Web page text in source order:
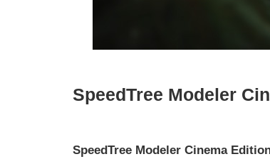
SpeedTree Modeler
SpeedTree Modeler Cinema